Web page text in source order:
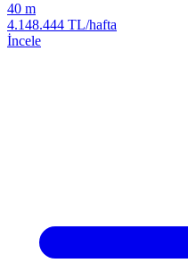
40 m
4.148.444 TL/hafta
İncele